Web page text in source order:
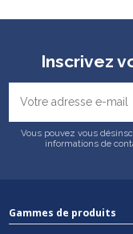
Inscrivez
Vous pouvez vous
informations de
Gammes de produits